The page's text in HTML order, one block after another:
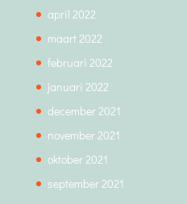
april 2022
maart 2022
februari 2022
januari 2022
december 2021
november 2021
oktober 2021
september 2021